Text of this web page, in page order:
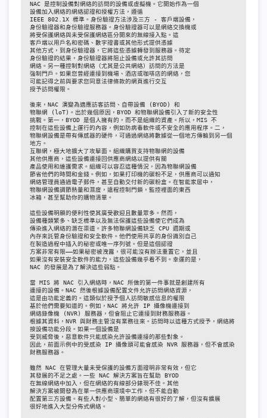
NAC 是控制設備對網絡的訪問的設備或虛擬機。它開始作為一個
設備加入網絡的網絡認證和授權方法，遵循
IEEE 802.1X 標準。身份驗證方法涉及三方 - 客戶端設備，
身份驗證器和身份驗證服務器。身份驗證器可以是網絡交換機或
將受保護網絡與未受保護網絡區分開來的無線接入點。這
客戶端以用戶名和密碼、數字證書或其他形式提供憑據
其他方式，到身份驗證器，它將這些憑據轉發到服務器。待定
身份驗證的結果，身份驗證器將阻止設備或允許其訪問
網絡。另一種控制對網絡（尤其是公共網絡）訪問的方法是
強制門戶。如果您曾經連接到機場、酒店或咖啡店的網絡，您
可能記得之前與要求您同意法律條款的網頁進行交互
授予訪問權限。
後來，NAC 演變為適應訪客訪問、自帶設備 (BYOD) 和
物聯網 (loT)。出於幾個原因，BYOD 和物聯網設備引入了新的安全性
挑戰。第一，BYOD 是個人擁有的，而不是組織的資產。所以，MIS 不
控制在這些設備上運行的內容，例如防病毒軟件或不安全的應用程序。二，
物聯網設備是帶有傳感器的硬件，可通過網絡將數據從一個地方傳輸到另一個
地方。
互聯網，極大地擴大了攻擊面。組織購買支持物聯網的設備
其他供應商，這些設備連接回供應商網絡以提供有關
產品使用和維護需求。組織可以容忍這種情況，因為物聯網設備
節省他們的時間和金錢。例如，如果打印機的碳粉不足，供應商可以通知
網絡管理員通過電子郵件，甚至自動交付新的碳粉盒。在智能家居中，
物聯網設備調節熱量和濕度，遠程控制門鎖，監控裡面的東西
冰箱，甚至幫助你的購物清單。
這些設備明顯的便利性使其廣受歡迎且數量眾多。然而，
設備種類繁多、缺乏標準以及無法保護這些設備使它們成為
傳染進入網絡的潛在渠道。許多物聯網設備缺乏 CPU 週期或
內存來託管身份驗證和安全軟件。他們使用共享的身份識別自己
在製造過程中插入的秘密或唯一序列號。但是這個認證
方案非常有限——如果秘密被洩露，很可能沒有辦法重置它，並且
如果沒有安裝安全軟件的能力，這些設備幾乎看不到。幸運的是，
NAC 的發展是為了解決這些弱點。
當 MIS 將 NAC 引入網絡時，NAC 所做的第一件事就是創建所有
連接的設備。NAC 然後根據設備配置文件允許訪問網絡資源，
這是由功能定義的。這類似於授予個人訪問敏感信息的權限
基於他們需要知道的。例如，NAC 將允許 IP 攝像機連接到
網絡錄像機 (NVR) 服務器，但會阻止它連接到財務服務器。
根據其資料，NVR 與財務主管沒有業務往來。訪問時以這種方式授予，網絡將
按設備功能分段。如果一個設備是
受到威脅後，惡意軟件只能感染允許設備連接的那些對象。
因此，前面示例中的受感染 IP 攝像頭可能會感染 NVR 服務器，但不會感染
財務服務器。
雖然 NAC 在管理大量未受保護的設備方面證明非常有效，但它
其發展的不足之處。一些 NAC 解決方案旨在幫助 BYOD
在無線網絡中加入，但在網絡的有線部分錶現不佳。其他
解決方案被開發為在單一供應商環境中工作，但不能自動
配置第三方設備。有些人對小型、簡單的網絡有很好的了解，但沒有擴展
很好地進入大型分佈式網絡。